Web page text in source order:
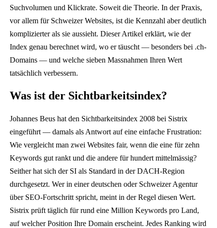
Suchvolumen und Klickrate. Soweit die Theorie. In der Praxis,
vor allem für Schweizer Websites, ist die Kennzahl aber deutlich
komplizierter als sie aussieht. Dieser Artikel erklärt, wie der
Index genau berechnet wird, wo er täuscht — besonders bei .ch-
Domains — und welche sieben Massnahmen Ihren Wert
tatsächlich verbessern.
Was ist der Sichtbarkeitsindex?
Johannes Beus hat den Sichtbarkeitsindex 2008 bei Sistrix
eingeführt — damals als Antwort auf eine einfache Frustration:
Wie vergleicht man zwei Websites fair, wenn die eine für zehn
Keywords gut rankt und die andere für hundert mittelmässig?
Seither hat sich der SI als Standard in der DACH-Region
durchgesetzt. Wer in einer deutschen oder Schweizer Agentur
über SEO-Fortschritt spricht, meint in der Regel diesen Wert.
Sistrix prüft täglich für rund eine Million Keywords pro Land,
auf welcher Position Ihre Domain erscheint. Jedes Ranking wird